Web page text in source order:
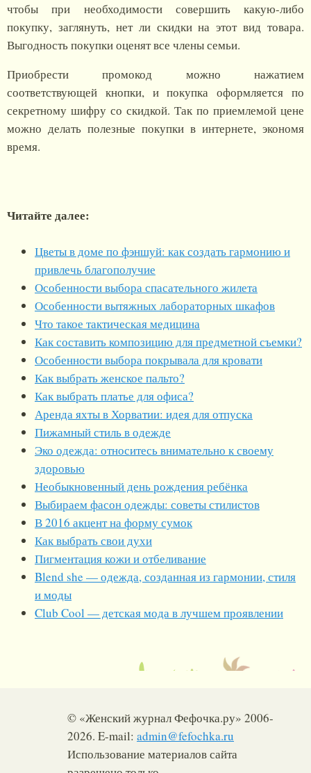
чтобы при необходимости совершить какую-либо
покупку, заглянуть, нет ли скидки на этот вид товара.
Выгодность покупки оценят все члены семьи.
Приобрести промокод можно нажатием
соответствующей кнопки, и покупка оформляется по
секретному шифру со скидкой. Так по приемлемой цене
можно делать полезные покупки в интернете, экономя
время.
Читайте далее:
Цветы в доме по фэншуй: как создать гармонию и
привлечь благополучие
Особенности выбора спасательного жилета
Особенности вытяжных лабораторных шкафов
Что такое тактическая медицина
Как составить композицию для предметной съемки?
Особенности выбора покрывала для кровати
Как выбрать женское пальто?
Как выбрать платье для офиса?
Аренда яхты в Хорватии: идея для отпуска
Пижамный стиль в одежде
Эко одежда: относитесь внимательно к своему
здоровью
Необыкновенный день рождения ребёнка
Выбираем фасон одежды: советы стилистов
В 2016 акцент на форму сумок
Как выбрать свои духи
Пигментация кожи и отбеливание
Blend she — одежда, созданная из гармонии, стиля
и моды
Club Cool — детская мода в лучшем проявлении
© «Женский журнал Фефочка.ру» 2006-
2026. E-mail: admin@fefochka.ru
Использование материалов сайта